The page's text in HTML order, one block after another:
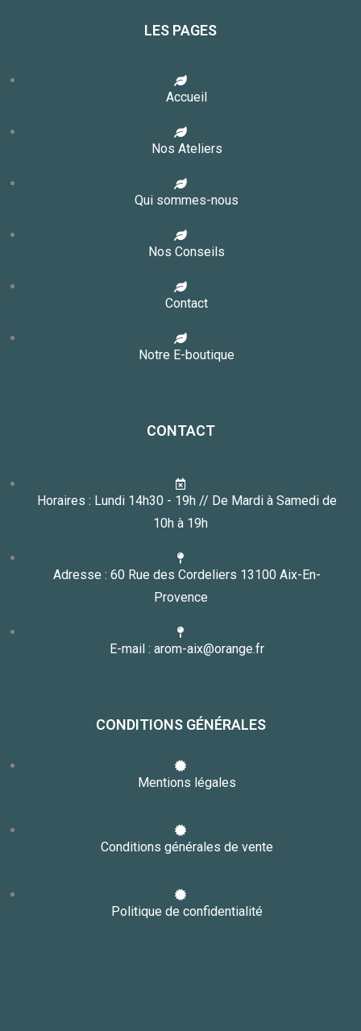
LES PAGES
Accueil
Nos Ateliers
Qui sommes-nous
Nos Conseils
Contact
Notre E-boutique
CONTACT
Horaires : Lundi 14h30 - 19h // De Mardi à Samedi de
10h à 19h
Adresse : 60 Rue des Cordeliers 13100 Aix-En-
Provence
E-mail : arom-aix@orange.fr
CONDITIONS GÉNÉRALES
Mentions légales
Conditions générales de vente
Politique de confidentialité